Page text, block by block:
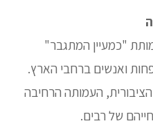
"כמעיין המתגבר"
ואנשים ברחבי הארץ.
העמותה הרחיבה
של רבים.